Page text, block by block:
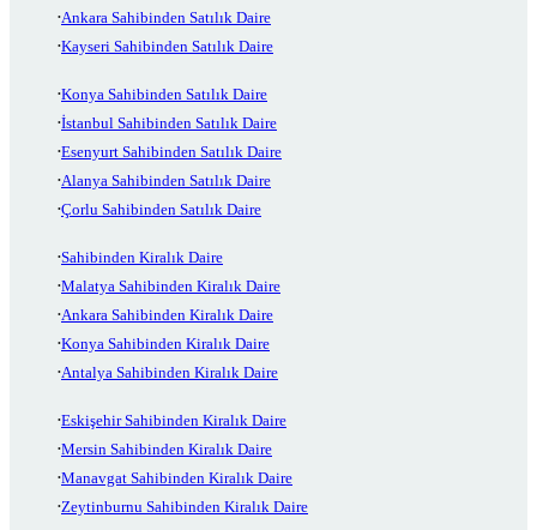
Ankara Sahibinden Satılık Daire
Kayseri Sahibinden Satılık Daire
Konya Sahibinden Satılık Daire
İstanbul Sahibinden Satılık Daire
Esenyurt Sahibinden Satılık Daire
Alanya Sahibinden Satılık Daire
Çorlu Sahibinden Satılık Daire
Sahibinden Kiralık Daire
Malatya Sahibinden Kiralık Daire
Ankara Sahibinden Kiralık Daire
Konya Sahibinden Kiralık Daire
Antalya Sahibinden Kiralık Daire
Eskişehir Sahibinden Kiralık Daire
Mersin Sahibinden Kiralık Daire
Manavgat Sahibinden Kiralık Daire
Zeytinburnu Sahibinden Kiralık Daire